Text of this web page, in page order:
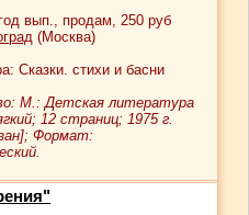
вып., продам, 250 руб
(Москва)
Сказки. стихи и басни
М.: Детская литература
12 страниц; 1975 г.
Формат: